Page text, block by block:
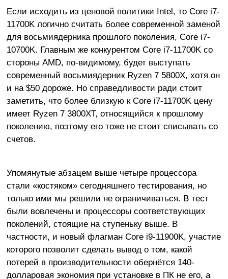
Если исходить из ценовой политики Intel, то Core i7-
11700K логично считать более современной заменой
для восьмиядерника прошлого поколения, Core i7-
10700K. Главным же конкурентом Core i7-11700K со
стороны AMD, по-видимому, будет выступать
современный восьмиядерник Ryzen 7 5800X, хотя он
и на $50 дороже. Но справедливости ради стоит
заметить, что более близкую к Core i7-11700K цену
имеет Ryzen 7 3800XT, относящийся к прошлому
поколению, поэтому его тоже не стоит списывать со
счетов.
Упомянутые абзацем выше четыре процессора
стали «костяком» сегодняшнего тестирования, но
только ими мы решили не ограничиваться. В тест
были вовлечены и процессоры соответствующих
поколений, стоящие на ступеньку выше. В
частности, и новый флагман Core i9-11900K, участие
которого позволит сделать вывод о том, какой
потерей в производительности обернётся 140-
долларовая экономия при установке в ПК не его, а